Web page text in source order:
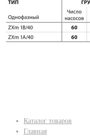
Каталог товаров
Главная